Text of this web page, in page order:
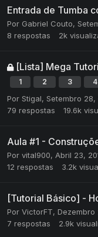
Entrada de Tumba
Por Gabriel Couto,
8 respostas 2k
[Lista] Mega
1 2 3 4
Por Stigal, Setembro 28,
79 respostas 19.6k
Aula #1 -
Por vital900, Abril 23,
12 respostas 3.2k
[Tutorial Básico] -
Por VictorFT, Dezembro
7 respostas 2.9k